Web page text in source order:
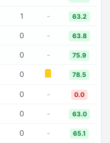
1 - 63.2
0 - 63.8
0 - 75.9
0 78.5
0 - 0.0
0 - 63.0
0 - 65.1